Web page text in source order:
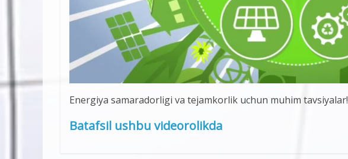
Energiya samaradorligi va tejamkorlik uchun muhim tavsiyalar!
Batafsil ushbu videorolikda